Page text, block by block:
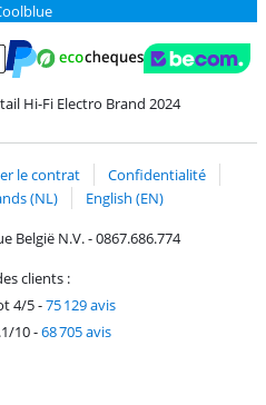
via ClickToPay
Payer avec PayPal
Hi-Fi Electro Brand 2024
le contrat
Confidentialité
(NL)
English (EN)
België N.V. - 0867.686.774
clients :
4/5-75 129 avis
10-68 705 avis